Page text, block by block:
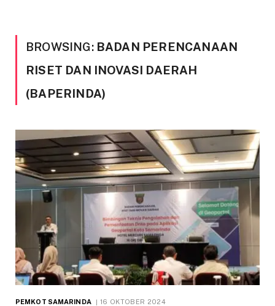
BROWSING: BADAN PERENCANAAN
RISET DAN INOVASI DAERAH
(BAPERINDA)
PEMKOT SAMARINDA 16 OKTOBER 2024